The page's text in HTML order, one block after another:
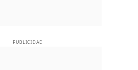
PUBLICIDAD